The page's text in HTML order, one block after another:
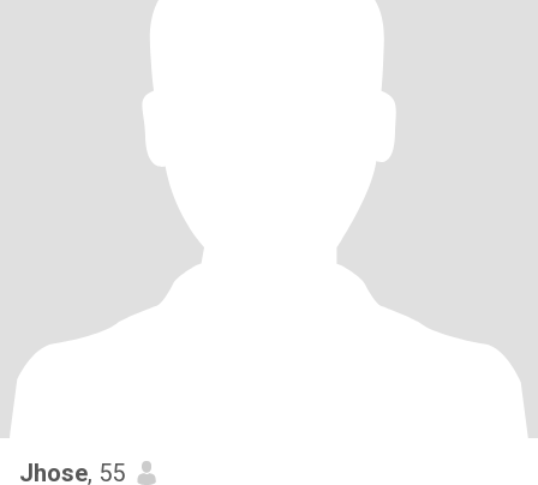
Jhose, 55